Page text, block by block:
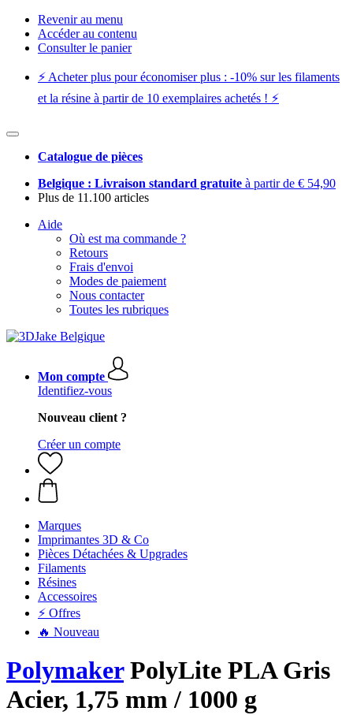
Revenir au menu
Accéder au contenu
Consulter le panier
⚡️ Acheter plus pour économiser plus : -10% sur les filaments
et la résine à partir de 10 exemplaires achetés ! ⚡️
Catalogue de pièces
Belgique : Livraison standard gratuite à partir de € 54,90
Plus de 11.100 articles
Aide
Où est ma commande ?
Retours
Frais d'envoi
Modes de paiement
Nous contacter
Toutes les rubriques
Mon compte
Identifiez-vous
Nouveau client ?
Créer un compte
Marques
Imprimantes 3D & Co
Pièces Détachées & Upgrades
Filaments
Résines
Accessoires
⚡ Offres
🔥 Nouveau
PolymakerPolyLite PLA Gris
Acier, 1,75 mm / 1000 g